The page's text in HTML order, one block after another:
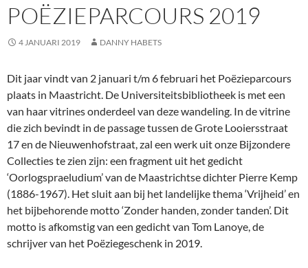
POËZIEPARCOURS 2019
4 JANUARI 2019 DANNY HABETS
Dit jaar vindt van 2 januari t/m 6 februari het Poëzieparcours
plaats in Maastricht. De Universiteitsbibliotheek is met een
van haar vitrines onderdeel van deze wandeling. In de vitrine
die zich bevindt in de passage tussen de Grote Looiersstraat
17 en de Nieuwenhofstraat, zal een werk uit onze Bijzondere
Collecties te zien zijn: een fragment uit het gedicht
‘Oorlogspraeludium’ van de Maastrichtse dichter Pierre Kemp
(1886-1967). Het sluit aan bij het landelijke thema ‘Vrijheid’ en
het bijbehorende motto ‘Zonder handen, zonder tanden’. Dit
motto is afkomstig van een gedicht van Tom Lanoye, de
schrijver van het Poëziegeschenk in 2019.